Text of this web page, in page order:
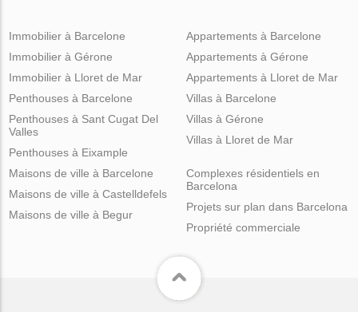
Immobilier à Barcelone
Immobilier à Gérone
Immobilier à Lloret de Mar
Appartements à Barcelone
Appartements à Gérone
Appartements à Lloret de Mar
Penthouses à Barcelone
Penthouses à Sant Cugat Del
Valles
Penthouses à Eixample
Villas à Barcelone
Villas à Gérone
Villas à Lloret de Mar
Maisons de ville à Barcelone
Maisons de ville à Castelldefels
Maisons de ville à Begur
Complexes résidentiels en
Barcelona
Projets sur plan dans Barcelona
Propriété commerciale